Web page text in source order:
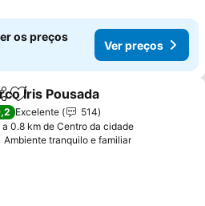
os preços
Ver preços
Adicionar aos favoritos
Íris Pousada
Excelente
514
a 0.8 km de Centro da cidade
Ambiente tranquilo e familiarVer preços